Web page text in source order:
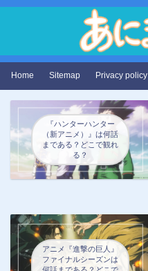
Home Sitemap Privacy policy
『ハンターハンター
（新アニメ）』は何話
まである？どこで観れ
る？
アニメ『進撃の巨人』
ファイナルシーズンは